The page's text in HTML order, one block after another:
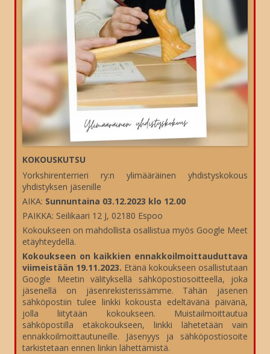
KOKOUSKUTSU
Yorkshirenterrieri ry:n ylimääräinen yhdistyskokous
yhdistyksen jäsenille
AIKA: Sunnuntaina 03.12.2023 klo 12.00
PAIKKA: Seilikaari 12 J, 02180 Espoo
Kokoukseen on mahdollista osallistua myös Google Meet
etäyhteydellä.
Kokoukseen on kaikkien ennakkoilmoittauduttava
viimeistään 19.11.2023. Etänä kokoukseen osallistutaan
Google Meetin välityksellä sähköpostiosoitteella, joka
jäsenellä on jäsenrekisterissämme. Tähän jäsenen
sähköpostiin tulee linkki kokousta edeltävänä päivänä,
jolla liitytään kokoukseen. Muistailmoittautua
sähköpostilla etäkokoukseen, linkki lähetetään vain
ennakkoilmoittautuneille. Jäsenyys ja sähköpostiosoite
tarkistetaan ennen linkin lähettämistä.